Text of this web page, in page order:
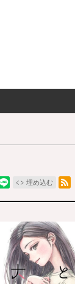
埋め込む
RSSフィード